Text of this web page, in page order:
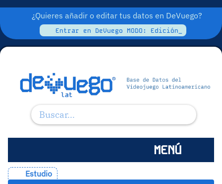
¿Quieres añadir o editar tus datos en DeVuego?
Entrar en DeVuego MODO: Edición_
MENÚ
Estudio